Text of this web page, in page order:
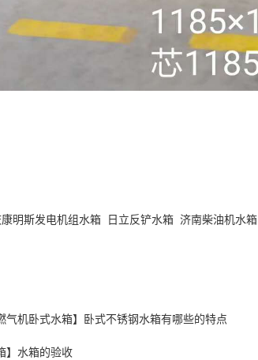
明斯发电机组水箱 日立反铲水箱 济南柴油机水箱
气机卧式水箱】卧式不锈钢水箱有哪些的特点
】水箱的验收